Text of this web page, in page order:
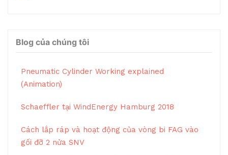
Blog của chúng tôi
Pneumatic Cylinder Working explained
(Animation)
Schaeffler tại WindEnergy Hamburg 2018
Cách lắp ráp và hoạt động của vòng bi FAG vào
gối đỡ 2 nửa SNV